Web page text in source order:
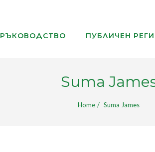
РЪКОВОДСТВО ПУБЛИЧЕН
Suma
Home Suma James